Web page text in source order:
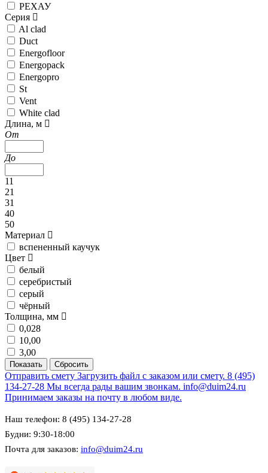
РЕХАУ
Серия
Al clad
Duct
Energofloor
Energopack
Energopro
St
Vent
White clad
Длина, м
От
До
11
21
31
40
50
Материал
вспененный каучук
Цвет
белый
серебристый
серый
чёрный
Толщина, мм
0,028
10,00
3,00
Отправить смету Загрузить файл с заказом или смету. 8 (495)
134-27-28 Мы всегда рады вашим звонкам. info@duim24.ru
Принимаем заказы на почту в любом виде.
Наш телефон: 8 (495) 134-27-28
Будни: 9:30-18:00
Почта для заказов: info@duim24.ru